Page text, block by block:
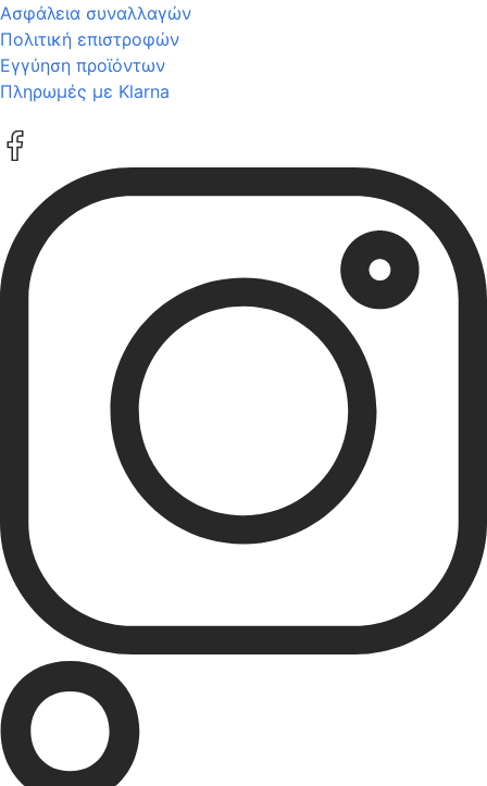
Ασφάλεια συναλλαγών
Πολιτική επιστροφών
Εγγύηση προϊόντων
Πληρωμές με Klarna